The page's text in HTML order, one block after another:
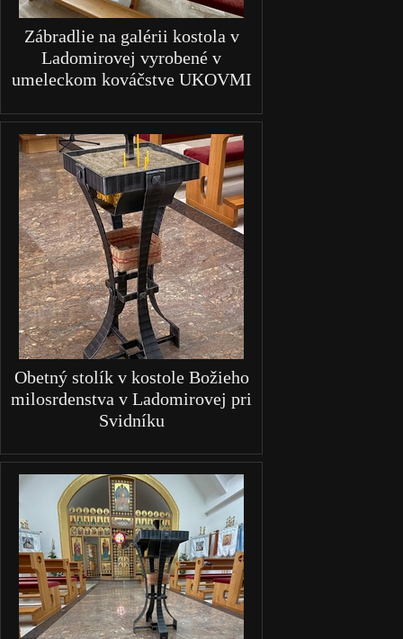
Zábradlie na galérii kostola v
Ladomirovej vyrobené v
umeleckom kováčstve UKOVMI
Obetný stolík v kostole Božieho
milosrdenstva v Ladomirovej pri
Svidníku